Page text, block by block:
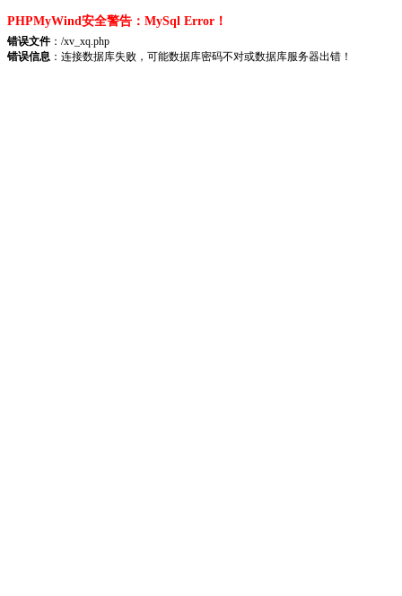
PHPMyWind安全警告：MySql Error！
错误文件：/xv_xq.php
错误信息 ：连接数据库失败，可能数据库密码不对或数据库服务器出错！